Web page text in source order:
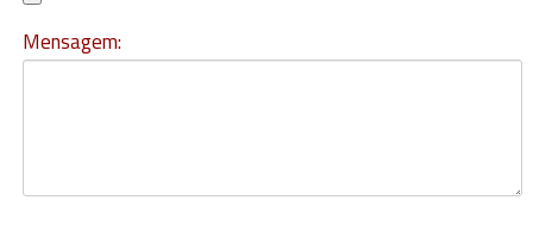
Mensagem: